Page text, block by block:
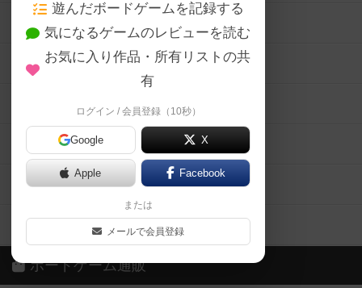
遊んだボードゲームを記録する
気になるゲームのレビューを読む
お気に入り作品・所有リストの共
有
ログイン / 会員登録（10秒）
Google X
Apple Facebook
または
メールで会員登録
ボードゲーム会情報
メカニクス特集
掲示板・トピックス
ボドとも・会員一覧
ボードゲーム業界コラム
ボドゲーマご利用案内
ボードゲーム通販